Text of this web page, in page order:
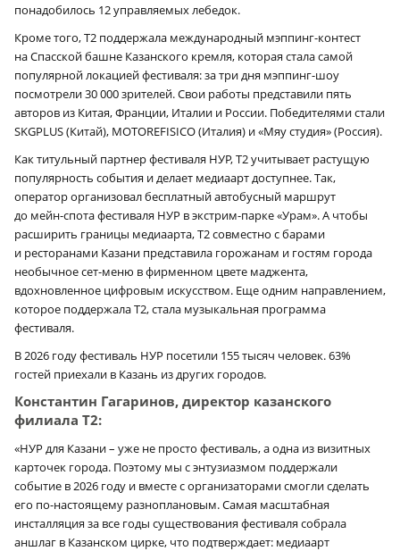
понадобилось 12 управляемых лебедок.
Кроме того, Т2 поддержала международный мэппинг-контест
на Спасской башне Казанского кремля, которая стала самой
популярной локацией фестиваля: за три дня мэппинг-шоу
посмотрели 30 000 зрителей. Свои работы представили пять
авторов из Китая, Франции, Италии и России. Победителями стали
SKGPLUS (Китай), MOTOREFISICO (Италия) и «Мяу студия» (Россия).
Как титульный партнер фестиваля НУР, Т2 учитывает растущую
популярность события и делает медиаарт доступнее. Так,
оператор организовал бесплатный автобусный маршрут
до мейн-спота фестиваля НУР в экстрим-парке «Урам». А чтобы
расширить границы медиаарта, Т2 совместно с барами
и ресторанами Казани представила горожанам и гостям города
необычное сет-меню в фирменном цвете маджента,
вдохновленное цифровым искусством. Еще одним направлением,
которое поддержала Т2, стала музыкальная программа
фестиваля.
В 2026 году фестиваль НУР посетили 155 тысяч человек. 63%
гостей приехали в Казань из других городов.
Константин Гагаринов, директор казанского
филиала Т2:
«НУР для Казани – уже не просто фестиваль, а одна из визитных
карточек города. Поэтому мы с энтузиазмом поддержали
событие в 2026 году и вместе с организаторами смогли сделать
его по-настоящему разноплановым. Самая масштабная
инсталляция за все годы существования фестиваля собрала
аншлаг в Казанском цирке, что подтверждает: медиаарт